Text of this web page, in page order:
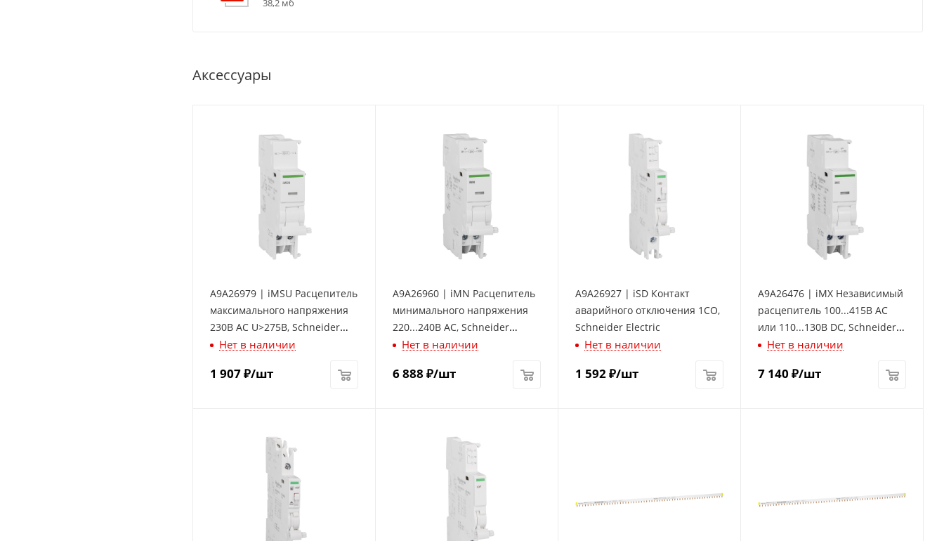
38,2 мб
Аксессуары
A9A26979 | iMSU Расцепитель
максимального напряжения
230В АС U>275В, Schneider
Electric
Нет в наличии
1 907₽/шт
A9A26960 | iMN Расцепитель
минимального напряжения
220...240В AC, Schneider
Electric
Нет в наличии
6 888 ₽/шт
A9A26927 | iSD Контакт
аварийного отключения 1СО,
Schneider Electric
Нет в наличии
1 592₽/шт
A9A26476 | iMX Независимый
расцепитель 100...415В АС
или 110...130В DC, Schneider
Electric
Нет в наличии
7 140 ₽/шт